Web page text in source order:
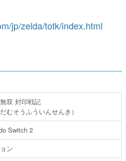
jp/zelda/totk/index.html
双 封印戦記
だむそうふういんせんき）
Switch 2
ン